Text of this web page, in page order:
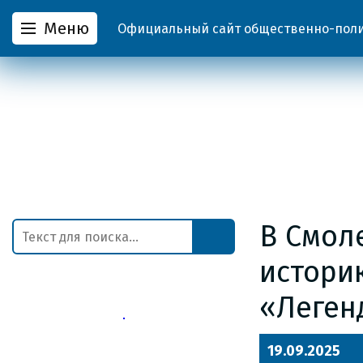
Меню Официальный сайт общественно-
В
19.09.2025